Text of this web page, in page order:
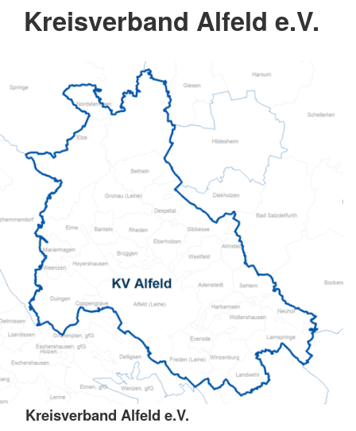
Kreisverband Alfeld e.V.
Kreisverband Alfeld e.V.